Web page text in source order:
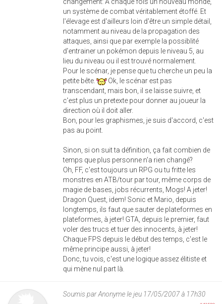
changement: A chaque fois un nouveau monde,
un système de combat véritablement étoffé. Et
l'élevage est d'ailleurs loin d'être un simple détail,
notamment au niveau de la propagation des
attaques, ainsi que par exemple la possiblité
d'entrainer un pokémon depuis le niveau 5, au
lieu du niveau ou il est trouvé normalement.
Pour le scénar, je pense que tu cherche un peu la
petite bête.
Ok, le scénar est pas
transcendant, mais bon, il se laisse suivre, et
c'est plus un pretexte pour donner au joueur la
direction où il doit aller.
Bon, pour les graphismes, je suis d'accord, c'est
pas au point.
Sinon, si on suit ta définition, ça fait combien de
temps que plus personne n'a rien changé?
Oh, FF, c'est toujours un RPG ou tu fritte les
monstres en ATB/tour par tour, même corps de
magie de bases, jobs récurrents, Mogs! A jeter!
Dragon Quest, idem! Sonic et Mario, depuis
longtemps, ils faut que sauter de plateformes en
plateformes, à jeter! GTA, depuis le premier, faut
voler des trucs et tuer des innocents, à jeter!
Chaque FPS depuis le début des temps, c'est le
même principe aussi, à jeter!
Donc, tu vois, c'est une logique assez élitiste et
qui mène nul part là.
Soumis parAnonymele jeu 17/05/2007 à 17h30